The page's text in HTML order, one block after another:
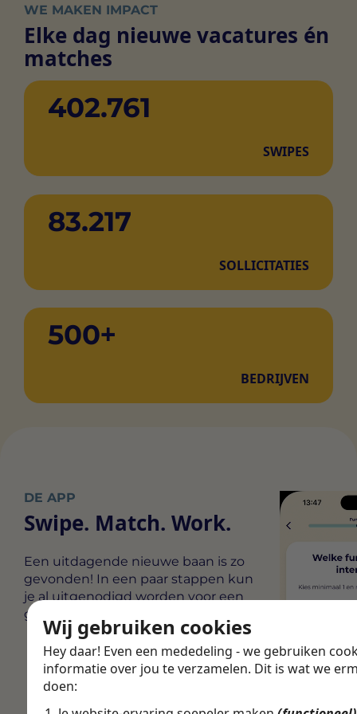
Wij gebruiken cookies
Hey daar! Even een mededeling - we gebruiken
informatie over jou te verzamelen. Dit is wat we
doen:
WE MAKEN IMPACT
Elke dag nieuwe vacatures én
matches
402.761
SWIPES
83.217
SOLLICITATIES
500+
BEDRIJVEN
DE APP
Swipe. Match. Work.
Een uitdagende nieuwe baan is zo
gevonden! In een paar stappen kun
je al uitgenodigd worden voor een
gesprek.